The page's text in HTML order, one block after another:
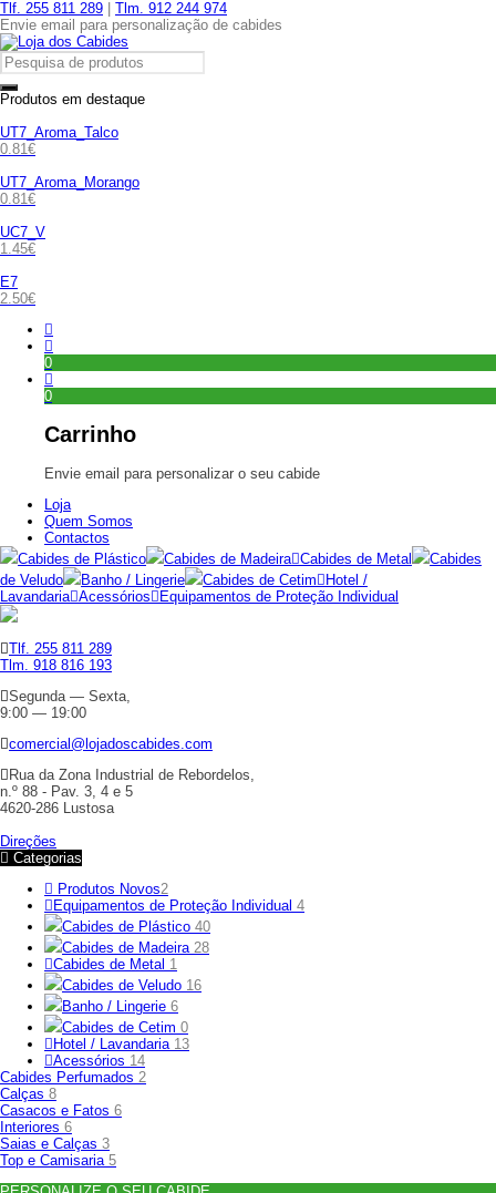
Tlf. 255 811 289
Tlm. 912 244 974
Envie email para personalização de cabides
Produtos em destaque
UT7_Aroma_Talco
0.81€
UT7_Aroma_Morango
0.81€
UC7_V
1.45€
E7
2.50€
0
0
Carrinho
Envie email para personalizar o seu cabide
Loja
Quem Somos
Contactos
Cabides de Plástico
Cabides de Madeira Cabides de Metal
Cabides
de Veludo
Banho / Lingerie Cabides de Cetim
Hotel /
Lavandaria Acessórios Equipamentos de Proteção Individual
Tlf. 255 811 289
Tlm. 918 816 193
Segunda — Sexta,
9:00 — 19:00
comercial@lojadoscabides.com
Rua da Zona Industrial de Rebordelos,
n.º 88 - Pav. 3, 4 e 5
4620-286 Lustosa
Direções
Categorias
Produtos Novos2
Equipamentos de Proteção Individual 4
Cabides de Plástico 40
Cabides de Madeira 28
Cabides de Metal 1
Cabides de Veludo 16
Banho / Lingerie 6
Cabides de Cetim 0
Hotel / Lavandaria 13
Acessórios 14
Cabides Perfumados 2
Calças 8
Casacos e Fatos 6
Interiores 6
Saias e Calças 3
Top e Camisaria 5